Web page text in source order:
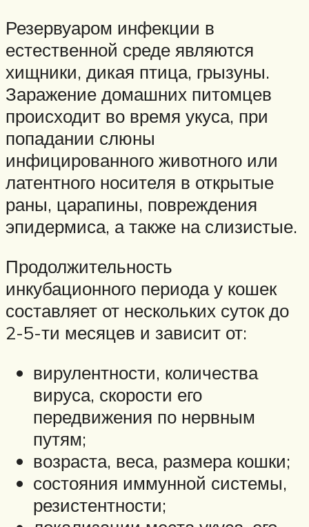
Резервуаром инфекции в
естественной среде являются
хищники, дикая птица, грызуны.
Заражение домашних питомцев
происходит во время укуса, при
попадании слюны
инфицированного животного или
латентного носителя в открытые
раны, царапины, повреждения
эпидермиса, а также на слизистые.
Продолжительность
инкубационного периода у кошек
составляет от нескольких суток до
2-5-ти месяцев и зависит от:
вирулентности, количества
вируса, скорости его
передвижения по нервным
путям;
возраста, веса, размера кошки;
состояния иммунной системы,
резистентности;